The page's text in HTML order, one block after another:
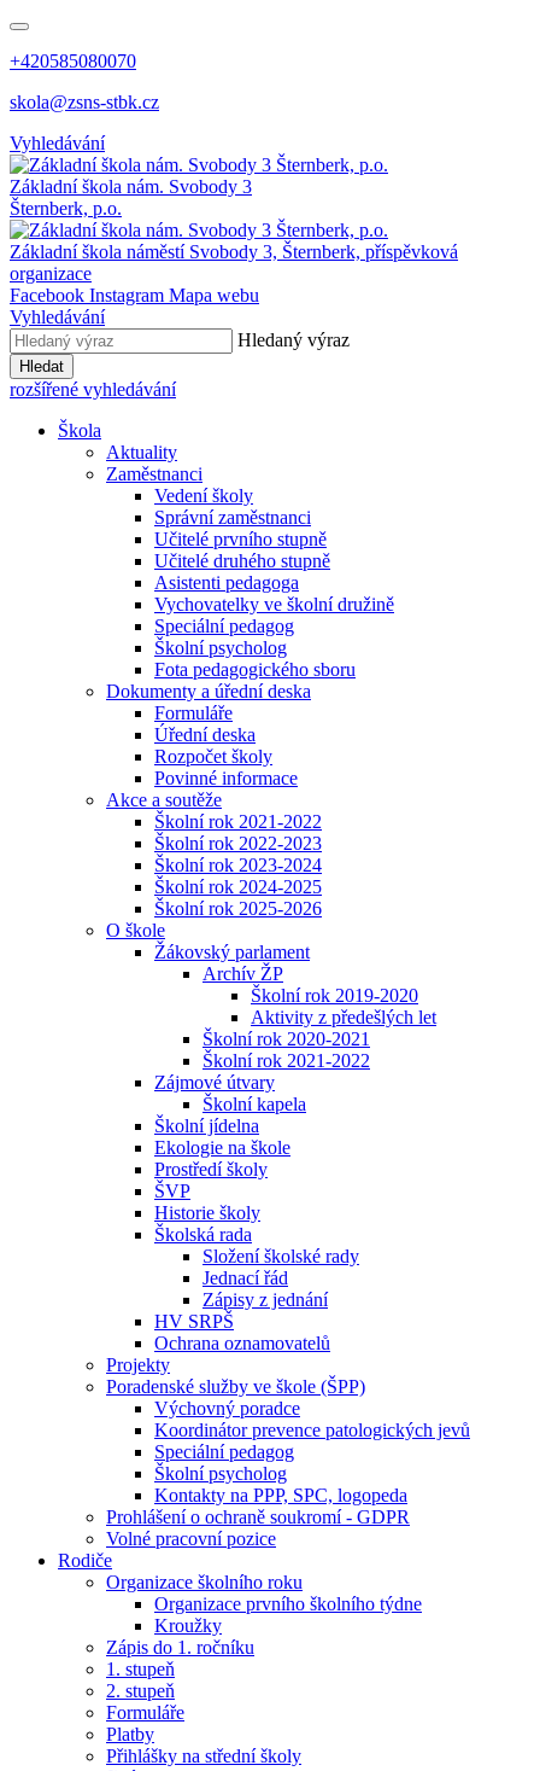
+420585080070
skola@zsns-stbk.cz
Vyhledávání
Základní škola nám. Svobody 3
Šternberk, p.o.
Základní škola náměstí Svobody 3, Šternberk, příspěvková
organizace
Facebook Instagram Mapa webu
Vyhledávání
Hledaný výraz
Hledat
rozšířené vyhledávání
Škola
Aktuality
Zaměstnanci
Vedení školy
Správní zaměstnanci
Učitelé prvního stupně
Učitelé druhého stupně
Asistenti pedagoga
Vychovatelky ve školní družině
Speciální pedagog
Školní psycholog
Fota pedagogického sboru
Dokumenty a úřední deska
Formuláře
Úřední deska
Rozpočet školy
Povinné informace
Akce a soutěže
Školní rok 2021-2022
Školní rok 2022-2023
Školní rok 2023-2024
Školní rok 2024-2025
Školní rok 2025-2026
O škole
Žákovský parlament
Archív ŽP
Školní rok 2019-2020
Aktivity z předešlých let
Školní rok 2020-2021
Školní rok 2021-2022
Zájmové útvary
Školní kapela
Školní jídelna
Ekologie na škole
Prostředí školy
ŠVP
Historie školy
Školská rada
Složení školské rady
Jednací řád
Zápisy z jednání
HV SRPŠ
Ochrana oznamovatelů
Projekty
Poradenské služby ve škole (ŠPP)
Výchovný poradce
Koordinátor prevence patologických jevů
Speciální pedagog
Školní psycholog
Kontakty na PPP, SPC, logopeda
Prohlášení o ochraně soukromí - GDPR
Volné pracovní pozice
Rodiče
Organizace školního roku
Organizace prvního školního týdne
Kroužky
Zápis do 1. ročníku
1. stupeň
2. stupeň
Formuláře
Platby
Přihlášky na střední školy